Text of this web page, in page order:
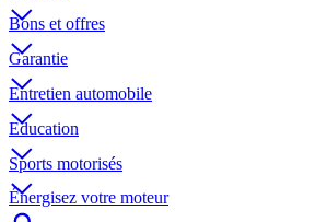
Bons et offres
Garantie
Entretien automobile
Education
Sports motorisés
Énergisez votre moteur